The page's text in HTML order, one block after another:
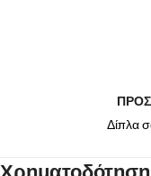
Δίπλα